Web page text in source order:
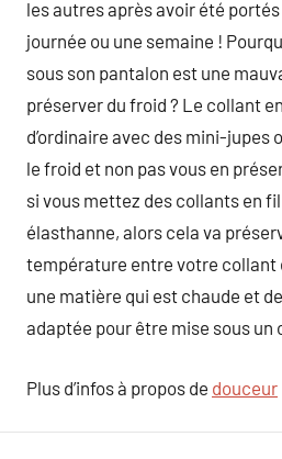
les autres après avoir été
journée ou une semaine !
sous son pantalon est une
préserver du froid ? Le collant
d’ordinaire avec des mini-jupes
le froid et non pas vous en
si vous mettez des collants en
élasthanne, alors cela va
température entre votre collant
une matière qui est chaude et
adaptée pour être mise sous un
Plus d’infos à propos de douceur